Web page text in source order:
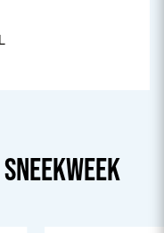
SNEEKWEEK